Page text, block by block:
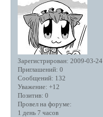
Зарегистрирован: 2009-03-24
Приглашений: 0
Сообщений: 132
Уважение: +12
Позитив: 0
Провел на форуме:
1 день 7 часов